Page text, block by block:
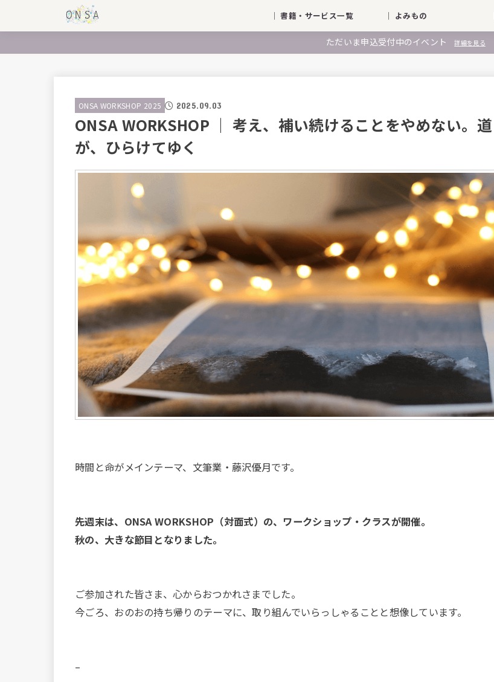
｜ 書籍・サービス一覧 ｜ よみもの
ただいま申込受付中のイベント 詳細を見る
ONSA WORKSHOP 2025 2025.09.03
ONSA WORKSHOP ｜ 考え、補い続けることをやめない。道
が、ひらけてゆく
時間と命がメインテーマ、文筆業・藤沢優月です。
先週末は、ONSA WORKSHOP（対面式）の、ワークショップ・クラスが開催。
秋の、大きな節目となりました。
ご参加された皆さま、心からおつかれさまでした。
今ごろ、おのおの持ち帰りのテーマに、取り組んでいらっしゃることと想像しています。
–